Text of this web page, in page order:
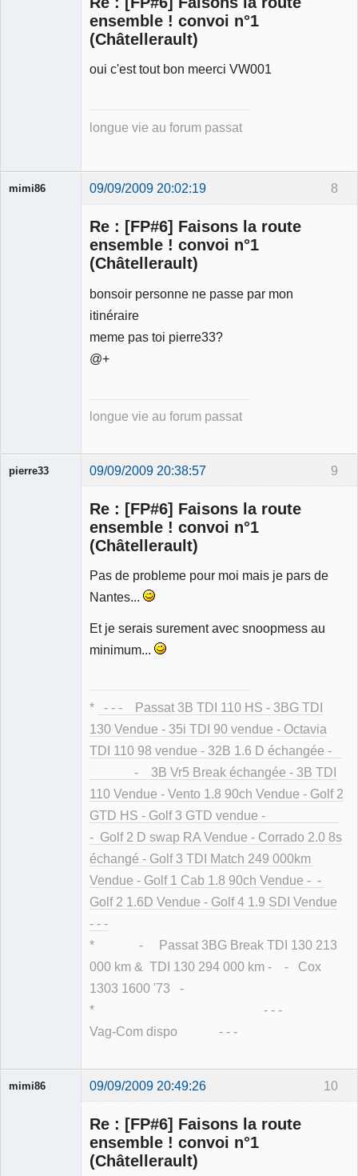
ensemble ! convoi n°1
(Châtellerault)
oui c'est tout bon meerci VW001
longue vie au forum passat
8
mimi86 09/09/2009 20:02:19
Re : [FP#6] Faisons la route
ensemble ! convoi n°1
(Châtellerault)
bonsoir personne ne passe par mon
itinéraire
meme pas toi pierre33?
@+
longue vie au forum passat
9
pierre33 09/09/2009 20:38:57
Re : [FP#6] Faisons la route
ensemble ! convoi n°1
(Châtellerault)
Pas de probleme pour moi mais je pars de
Nantes...
Et je serais surement avec snoopmess au
minimum...
*
- - - Passat 3B TDI 110 HS - 3BG TDI
130 Vendue - 35i TDI 90 vendue - Octavia
TDI 110 98 vendue - 32B 1.6 D échangée -
- 3B Vr5 Break échangée - 3B TDI
110 Vendue - Vento 1.8 90ch Vendue - Golf 2
GTD HS - Golf 3 GTD vendue -
- Golf 2 D swap RA Vendue - Corrado 2.0 8s
échangé - Golf 3 TDI Match 249 000km
Vendue - Golf 1 Cab 1.8 90ch Vendue - -
Golf 2 1.6D Vendue - Golf 4 1.9 SDI Vendue
- - -
* - Passat 3BG Break TDI 130 213
000 km & TDI 130 294 000 km - - Cox
1303 1600 '73 -
* - - -
Vag-Com dispo - - -
10
mimi86 09/09/2009 20:49:26
Re : [FP#6] Faisons la route
ensemble ! convoi n°1
(Châtellerault)